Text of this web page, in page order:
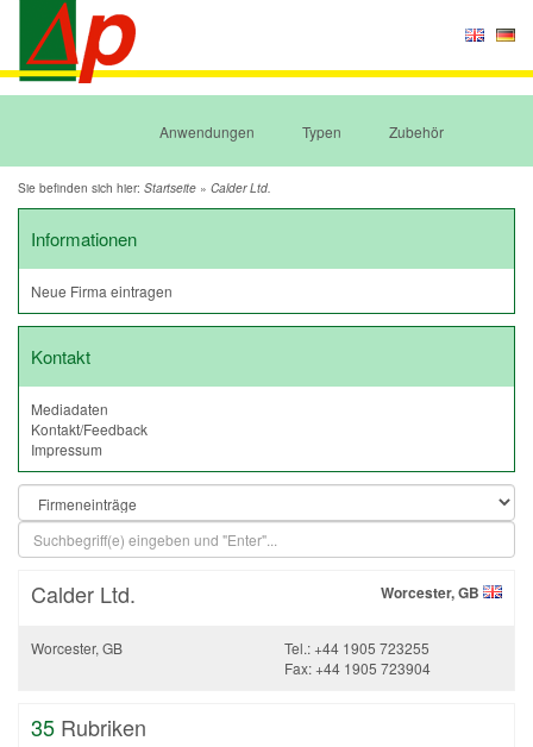
Anwendungen Typen Zubehör
Sie befinden sich hier: Startseite » Calder Ltd.
Informationen
Neue Firma eintragen
Kontakt
Mediadaten
Kontakt/Feedback
Impressum
Worcester, GB
Calder Ltd.
Worcester, GB
Tel.: +44 1905 723255
Fax: +44 1905 723904
35 Rubriken